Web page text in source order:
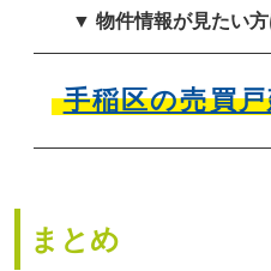
▼ 物件情報が見たい
手稲区の売買
まとめ